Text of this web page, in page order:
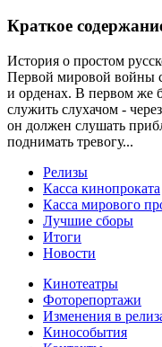
Краткое
История о простом
Первой мировой войны
и орденах. В первом же
служить слухачом -
он должен слушать
поднимать тревогу...
Релизы
Касса кинопроката
Касса мирового
Лучшие сборы
Итоги
Новости
Кинотеатры
Фоторепортажи
Изменения в
Кинособытия